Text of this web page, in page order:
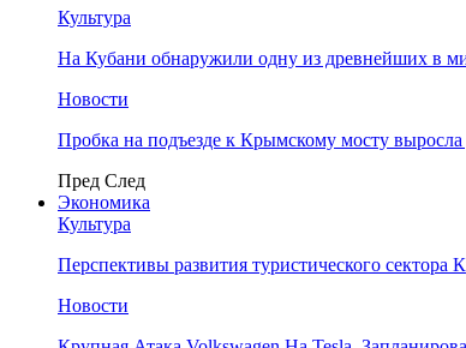
Культура
На Кубани обнаружили одну из древнейших в
Новости
Пробка на подъезде к Крымскому мосту
Пред След
Экономика
Культура
Перспективы развития туристического сектора
Новости